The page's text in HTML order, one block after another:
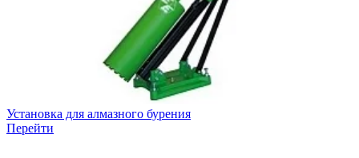
Установка для алмазного бурения
Перейти